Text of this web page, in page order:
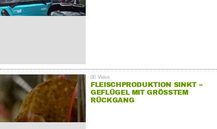
FLEISCHPRODUKTION SINKT –
GEFLÜGEL MIT GRÖSSTEM R
ÜCKGANG